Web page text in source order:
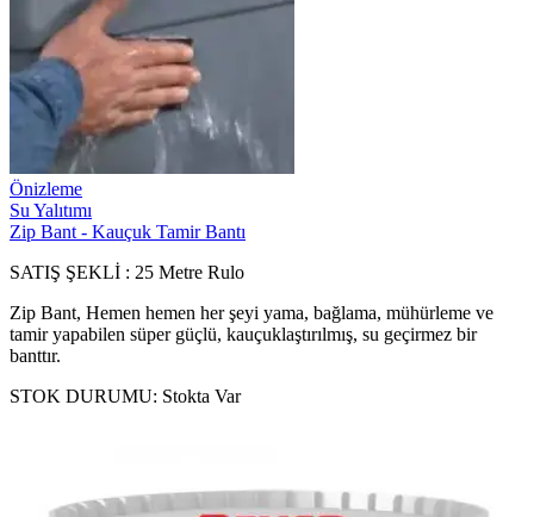
Önizleme
Su Yalıtımı
Zip Bant - Kauçuk Tamir Bantı
SATIŞ ŞEKLİ : 25 Metre Rulo
Zip Bant, Hemen hemen her şeyi yama, bağlama, mühürleme ve
tamir yapabilen süper güçlü, kauçuklaştırılmış, su geçirmez bir
banttır.
STOK DURUMU: Stokta Var